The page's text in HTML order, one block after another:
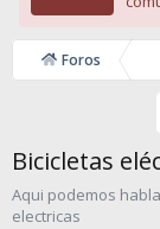
Foros
Bicicletas
Aqui podemos
electricas